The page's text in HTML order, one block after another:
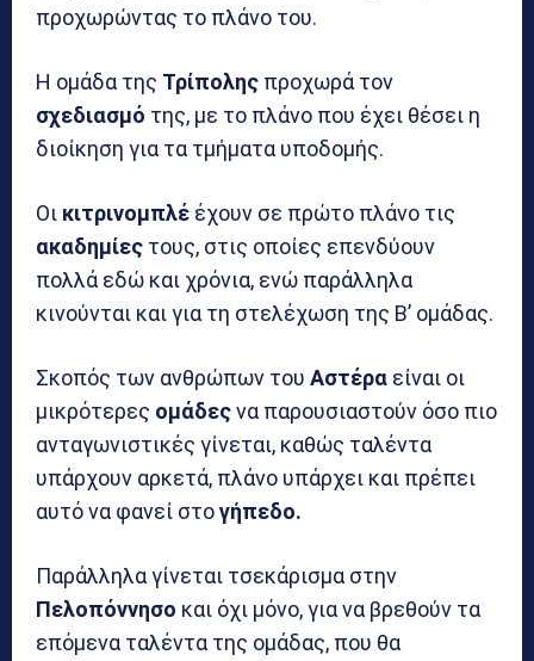
προχωρώντας το πλάνο του.
Η ομάδα της Τρίπολης προχωρά τον
σχεδιασμό της, με το πλάνο που έχει θέσει η
διοίκηση για τα τμήματα υποδομής.
Οι κιτρινομπλέ έχουν σε πρώτο πλάνο τις
ακαδημίες τους, στις οποίες επενδύουν
πολλά εδώ και χρόνια, ενώ παράλληλα
κινούνται και για τη στελέχωση της Β’ ομάδας.
Σκοπός των ανθρώπων του Αστέρα είναι οι
μικρότερες ομάδεςνα παρουσιαστούν όσο πιο
ανταγωνιστικές γίνεται, καθώς ταλέντα
υπάρχουν αρκετά, πλάνο υπάρχει και πρέπει
αυτό να φανεί στογήπεδο.
Παράλληλα γίνεται τσεκάρισμα στην
Πελοπόννησο και όχι μόνο, για να βρεθούν τα
επόμενα ταλέντα της ομάδας, που θα